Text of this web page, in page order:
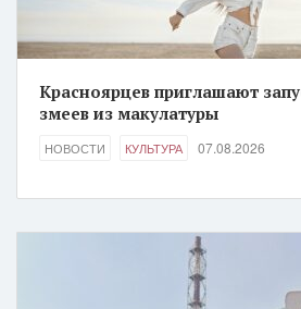
Красноярцев приглашают
змеев из макулатуры
НОВОСТИ КУЛЬТУРА 07.08.2026